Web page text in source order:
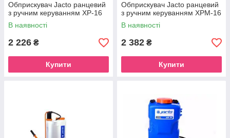
Обприскувач Jacto ранцевий
з ручним керуванням ХР-16
В наявності
2 226 ₴
Купити
Обприскувач Jacto ранцевий
з ручним керуванням XPM-16
В наявності
2 382 ₴
Купити